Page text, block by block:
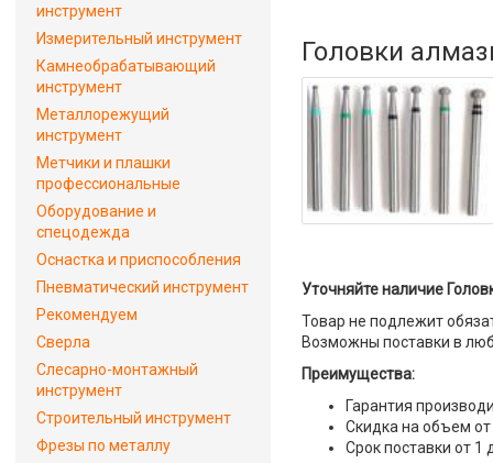
Головки
Уточняйте наличие
Товар не подлежит
Возможны поставки в
Преимущества:
Гарантия
Скидка на объем от
Срок поставки от 1
инструмент
Измерительный инструмент
Камнеобрабатывающий
инструмент
Металлорежущий
инструмент
Метчики и плашки
профессиональные
Оборудование и
спецодежда
Оснастка и приспособления
Пневматический инструмент
Рекомендуем
Сверла
Слесарно-монтажный
инструмент
Строительный инструмент
Фрезы по металлу